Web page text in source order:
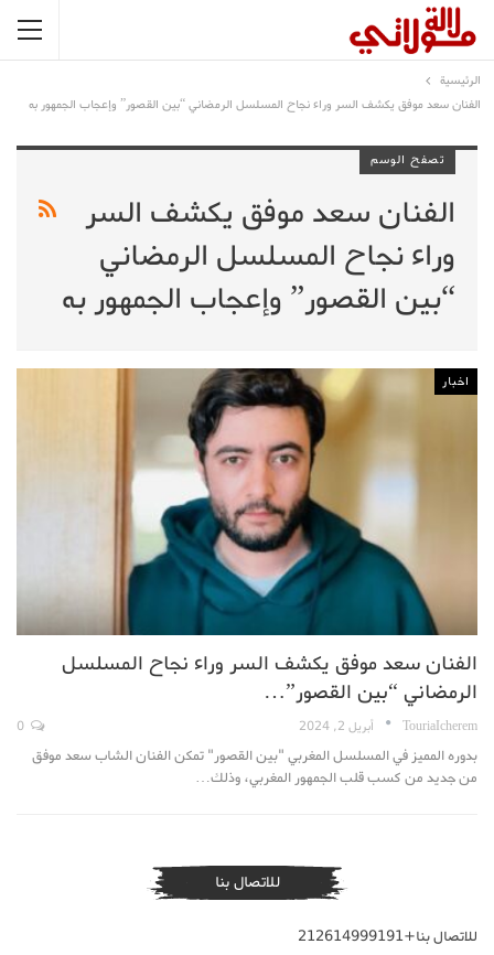
الرئيسية
الفنان سعد موفق يكشف السر وراء نجاح المسلسل الرمضاني “بين القصور” وإعجاب الجمهور به
تصفح الوسم
الفنان سعد موفق يكشف السر
وراء نجاح المسلسل الرمضاني
“بين القصور” وإعجاب الجمهور به
اخبار
الفنان سعد موفق يكشف السر وراء نجاح المسلسل
الرمضاني “بين القصور”…
TouriaIcherem أبريل 2, 2024
بدوره المميز في المسلسل المغربي "بين القصور" تمكن الفنان الشاب سعد موفق
من جديد من كسب قلب الجمهور المغربي، وذلك…
للاتصال بنا
للاتصال بنا+212614999191